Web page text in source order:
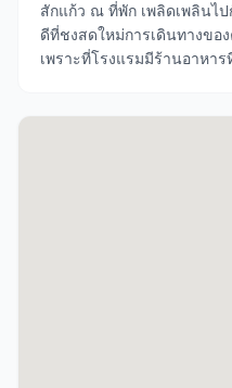
สักแก้ว ณ ที่พัก เพลิดเพลิน
ดีที่ชงสดใหม่การเดินทางขอ
เพราะที่โรงแรมมีร้านอาหา